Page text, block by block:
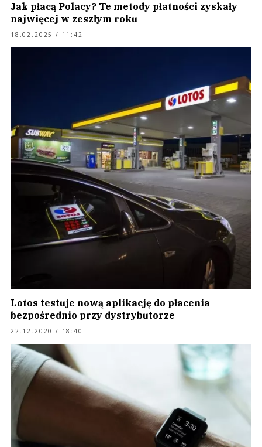
Jak płacą Polacy? Te metody płatności zyskały
najwięcej w zeszłym roku
18.02.2025 / 11:42
Lotos testuje nową aplikację do płacenia
bezpośrednio przy dystrybutorze
22.12.2020 / 18:40